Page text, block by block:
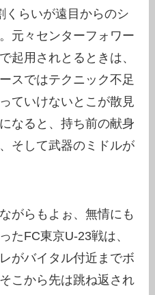
くらいが遠目からのシ
元々センターフォワー
起用されとるときは、
スではテクニック不足
ていけないとこが散見
なると、持ち前の献身
そして武器のミドルが
がらもよぉ、無情にも
たFC東京U-23戦は、
がバイタル付近までボ
こから先は跳ね返され